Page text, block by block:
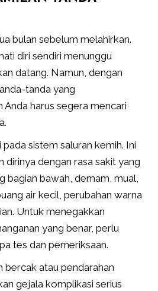
bulan sebelum melahirkan.
diri sendiri menunggu
datang. Namun, dengan
tanda yang
harus segera mencari
pada sistem saluran kemih. Ini
dirinya dengan rasa sakit yang
bagian bawah, demam, mual,
air kecil, perubahan warna
Untuk menegakkan
yang benar, perlu
tes dan pemeriksaan.
bercak atau pendarahan
gejala komplikasi serius